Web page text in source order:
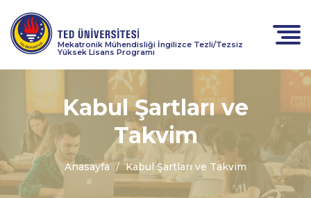
Mekatronik Mühendisliği İngilizce Tezli/Tezsiz
Yüksek Lisans Programı
Kabul Şartları ve
Takvim
Anasayfa Kabul Şartları ve Takvim